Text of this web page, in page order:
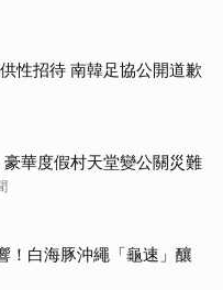
性招待 南韓足協公開道歉
華度假村天堂變公關災難
！白海豚沖繩「龜速」釀